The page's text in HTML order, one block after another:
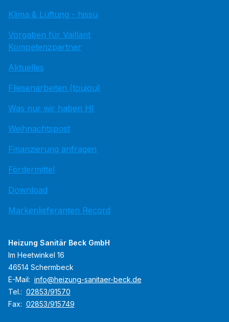
Klima & Lüftung - hissu
Vorgaben für Vaillant
Kompetenzpartner
Aktuelles
Fliesenarbeiten (toujou)
Was nur wir haben HI
Weihnachtspost
Finanzierung anfragen
Fördermittel
Download
Markenlieferanten Record
Heizung Sanitär Beck GmbH
Im Heetwinkel 16
46514 Schermbeck
E-Mail: info@heizung-sanitaer-beck.de
Tel.: 02853/91570
Fax: 02853/915749